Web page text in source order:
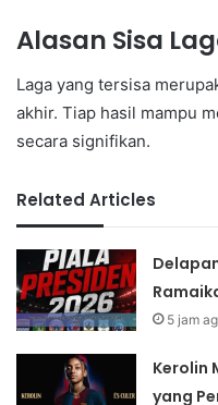
Alasan Sisa
Laga yang tersisa
akhir. Tiap hasil mampu
secara signifikan.
Related Articles
5 jam
Kerolin
yang